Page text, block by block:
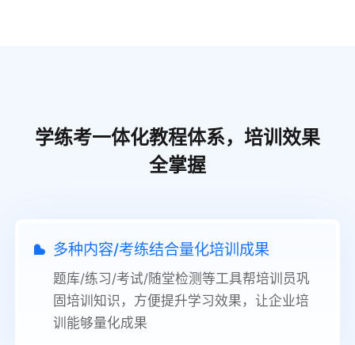
学练考一体化教程体系，培训效果
全掌握
多种内容/考练结合量化培训成果
题库/练习/考试/随堂检测等工具帮培训员巩
固培训知识，方便提升学习效果，让企业培
训能够量化成果